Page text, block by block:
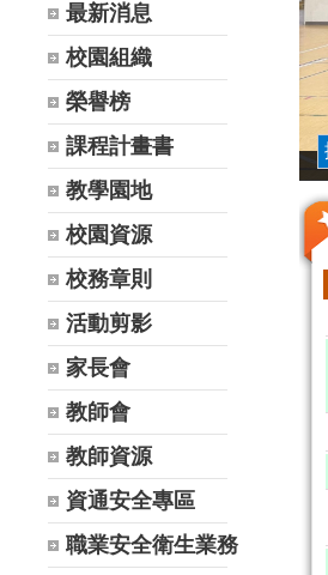
最新消息
校園組織
榮譽榜
課程計畫書
教學園地
校園資源
校務章則
活動剪影
家長會
教師會
教師資源
資通安全專區
職業安全衛生業務